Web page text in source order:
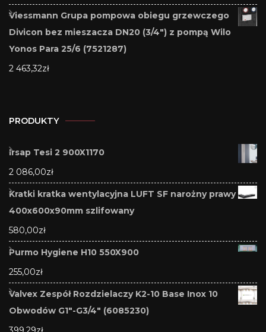
Viessmann Grupa pompowa obiegu grzewczego
Divicon bez mieszacza DN20 (3/4") z pompą Wilo
Yonos Para 25/6 (7521287)
2 463,32zł
PRODUKTY
Irsap Tesi 2 900X1170
2 086,00zł
Kratki kratka wentylacyjna LUFT SF narożny prawy
400x600x90mm szlifowany
580,00zł
Purmo Hygiene H10 550X900
255,00zł
Valvex Zespół Rozdzielaczy K2-10 Base Inox 10
Obwodów G1"-G3/4" (6085230)